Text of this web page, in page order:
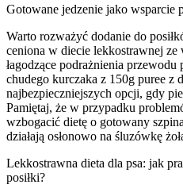
Gotowane jedzenie jako wsparcie
Warto rozważyć dodanie do
ceniona w diecie lekkostrawnej ze
łagodzące podrażnienia
chudego kurczaka z 150g puree z
najbezpieczniejszych opcji, gdy
Pamiętaj, że w przypadku
wzbogacić dietę o gotowany
działają osłonowo na śluzówkę
Lekkostrawna dieta dla psa: jak
posiłki?